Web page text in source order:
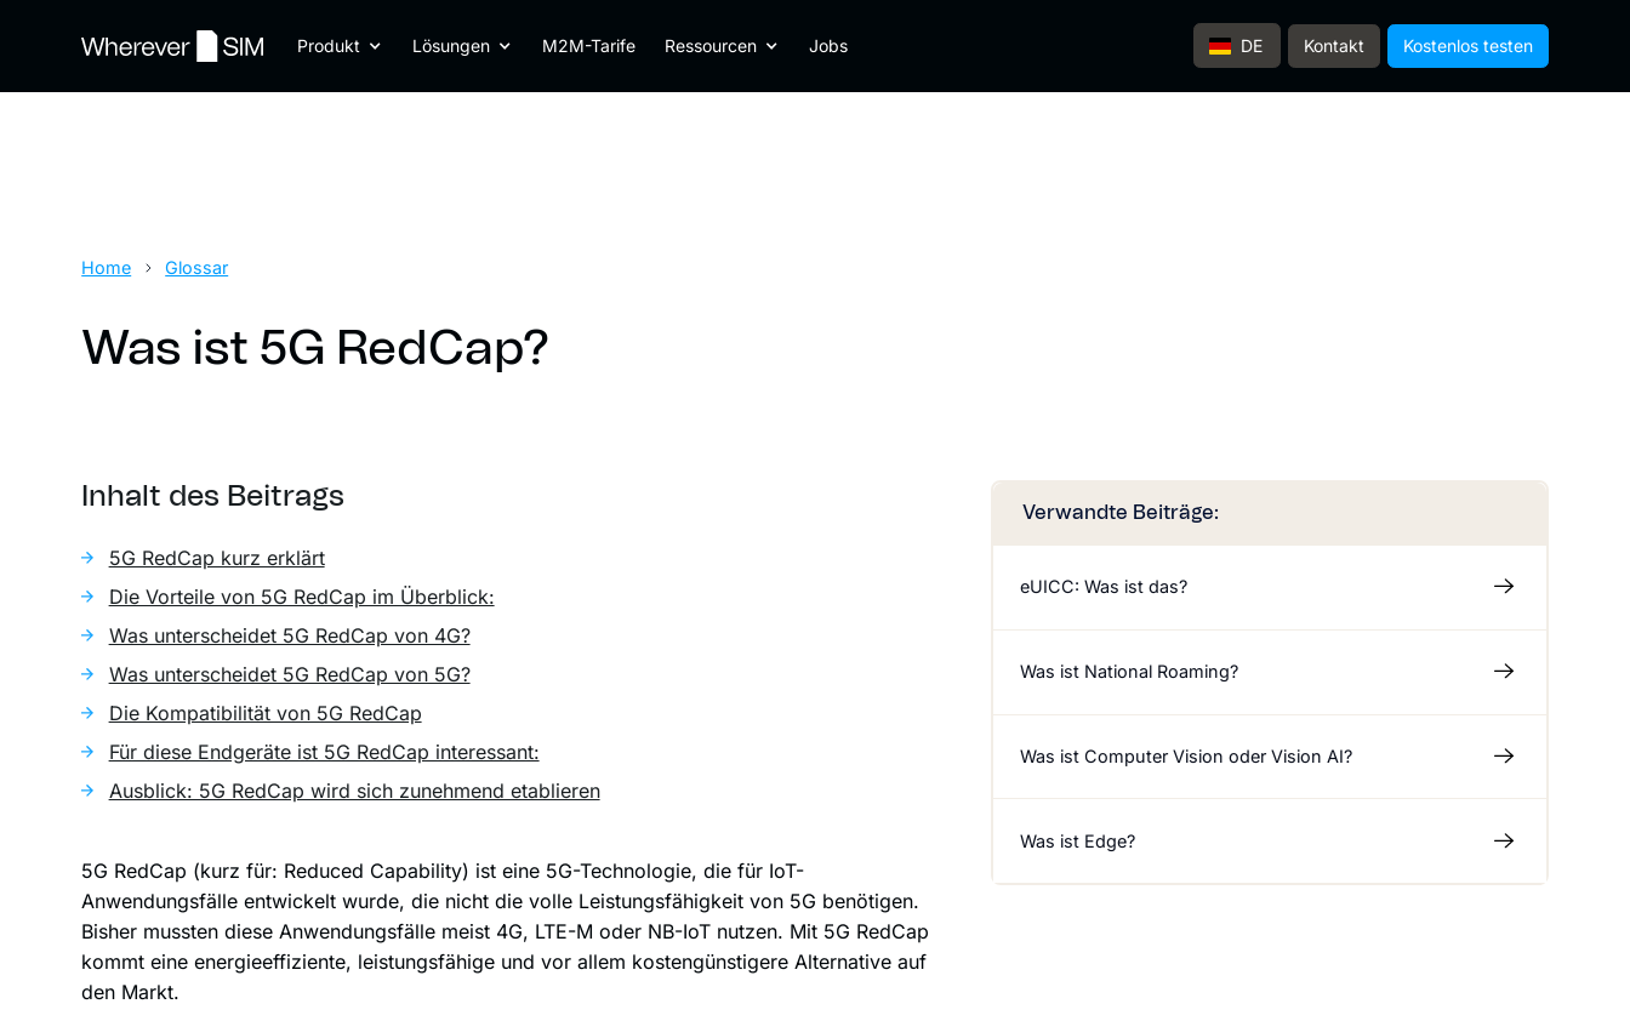
Produkt Lösungen M2M-Tarife Ressourcen Jobs DE Kontakt Kostenlos testen
Home Glossar
Was ist 5G RedCap?
Inhalt des Beitrags
5G RedCap kurz erklärt
Die Vorteile von 5G RedCap im Überblick:
Was unterscheidet 5G RedCap von 4G?
Was unterscheidet 5G RedCap von 5G?
Die Kompatibilität von 5G RedCap
Für diese Endgeräte ist 5G RedCap interessant:
Ausblick: 5G RedCap wird sich zunehmend etablieren
5G RedCap (kurz für: Reduced Capability) ist eine 5G-Technologie, die für IoT-
Anwendungsfälle entwickelt wurde, die nicht die volle Leistungsfähigkeit von 5G benötigen.
Bisher mussten diese Anwendungsfälle meist 4G, LTE-M oder NB-IoT nutzen. Mit 5G RedCap
kommt eine energieeffiziente, leistungsfähige und vor allem kostengünstigere Alternative auf
den Markt.
Verwandte Beiträge:
eUICC: Was ist das?
Was ist National Roaming?
Was ist Computer Vision oder Vision AI?
Was ist Edge?